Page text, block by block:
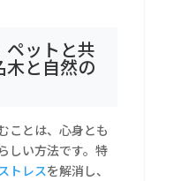
ペットと共
木と自然の
ことは、心身とも
しい方法です。特
トレスを解消し、